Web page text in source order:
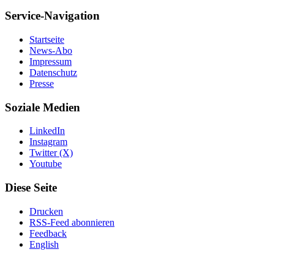
Service-Navigation
Startseite
News-Abo
Impressum
Datenschutz
Presse
Soziale Medien
LinkedIn
Instagram
Twitter (X)
Youtube
Diese Seite
Drucken
RSS-Feed abonnieren
Feedback
English